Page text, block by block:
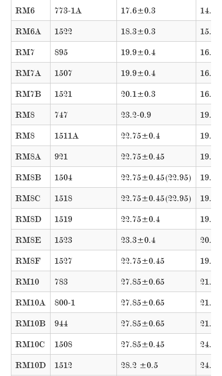
RM6 773-1A 17.6±0.3
RM6A
1522 18.3±0.3
RM7
895 19.9±0.4
RM7A
1507 19.9±0.4
RM7B
1521 20.1±0.3
RM8
747 23.2-0.9
RM8
1511A 22.75±0.4
RM8A
921 22.75±0.45
RM8B
1504 22.75±0.45(22.95)
RM8C
1518 22.75±0.45(22.95)
RM8D
1519 22.75±0.4
RM8E
1523 23.3±0.4
RM8F
1527 22.75±0.45
RM10
783 27.85±0.65
RM10A
800-1 27.85±0.65
RM10B
944 27.85±0.65
RM10C
1508 27.85±0.45
RM10D
1512 28.2 ±0.5